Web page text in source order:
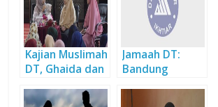
Kajian Muslimah
DT, Ghaida dan
Nasihat Bunda
Jamaah DT:
Bandung
Indonesia